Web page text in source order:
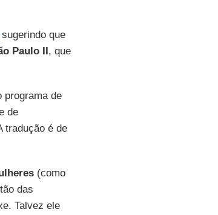
sugerindo que
Paulo II, que
programa de
de
tradução é de
(como
das
Talvez ele